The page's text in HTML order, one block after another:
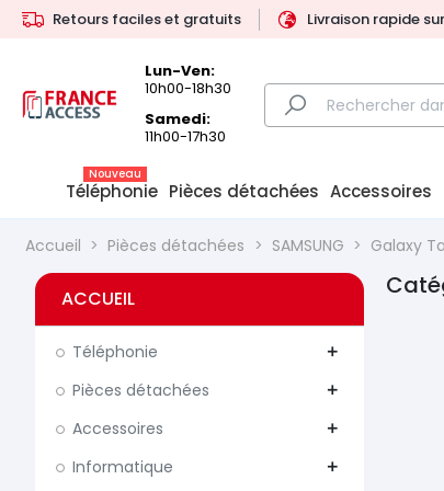
Retours faciles et gratuits Livraison rapide
Lun-Ven:
10h00-18h30
Samedi:
11h00-17h30
Téléphonie
Nouveau
Pièces détachées Accessoires
Accueil Pièces détachées SAMSUNG Galaxy
ACCUEIL
Téléphonie add
Pièces détachées add
Accessoires add
Informatique add